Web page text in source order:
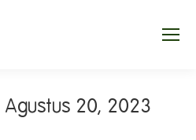
Agustus 20, 2023